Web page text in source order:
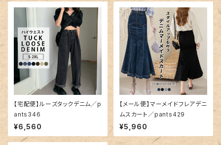
【宅配便】ルーズタックデニム／p
ants346
¥6,560
【メール便】マーメイドフレアデニ
ムスカート／pants429
¥5,960